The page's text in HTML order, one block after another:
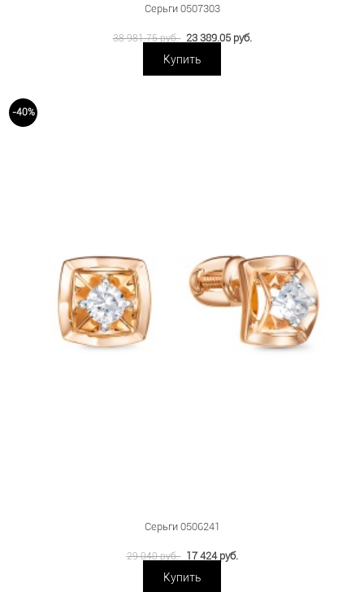
Серьги 0507303
38 981.75 руб. 23 389.05 руб.
Купить
-40%
Серьги 0506241
29 040 руб. 17 424 руб.
Купить